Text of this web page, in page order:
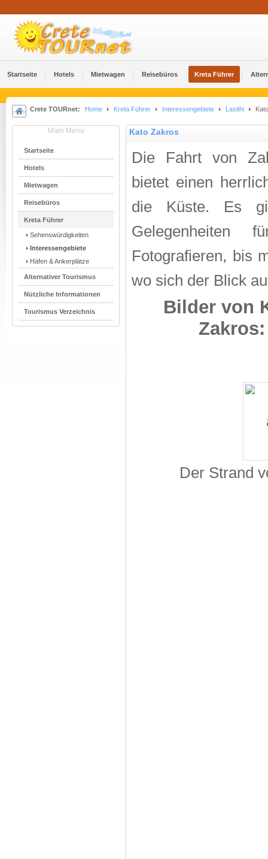
Startseite Hotels Mietwagen Reisebüros Kreta Führer
Crete TOURnet: Home Kreta Führer Interessengebiete Lasithi
Main Menu
Startseite
Hotels
Mietwagen
Reisebüros
Kreta Führer
Sehenswürdigkeiten
Interessengebiete
Häfen & Ankerplätze
Alternativer Tourismus
Nützliche Informationen
Tourismus Verzeichnis
Kato Zakros
Die Fahrt von
bietet einen
die Küste. Es
Gelegenheiten
Fotografieren, bis
wo sich der Blick
Bilder von
Zakros:
Der Strand